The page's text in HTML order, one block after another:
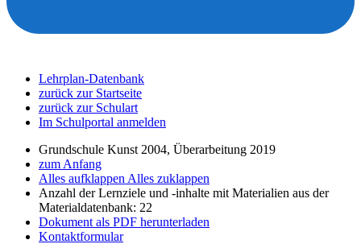
Lehrplan-Datenbank
zurück zur Startseite
zurück zur Schulart
Im Schulportal anmelden
Grundschule Kunst 2004, Überarbeitung 2019
zum Anfang
Alles aufklappen Alles zuklappen
Anzahl der Lernziele und -inhalte mit Materialien aus der
Materialdatenbank: 22
Dokument als PDF herunterladen
Kontaktformular